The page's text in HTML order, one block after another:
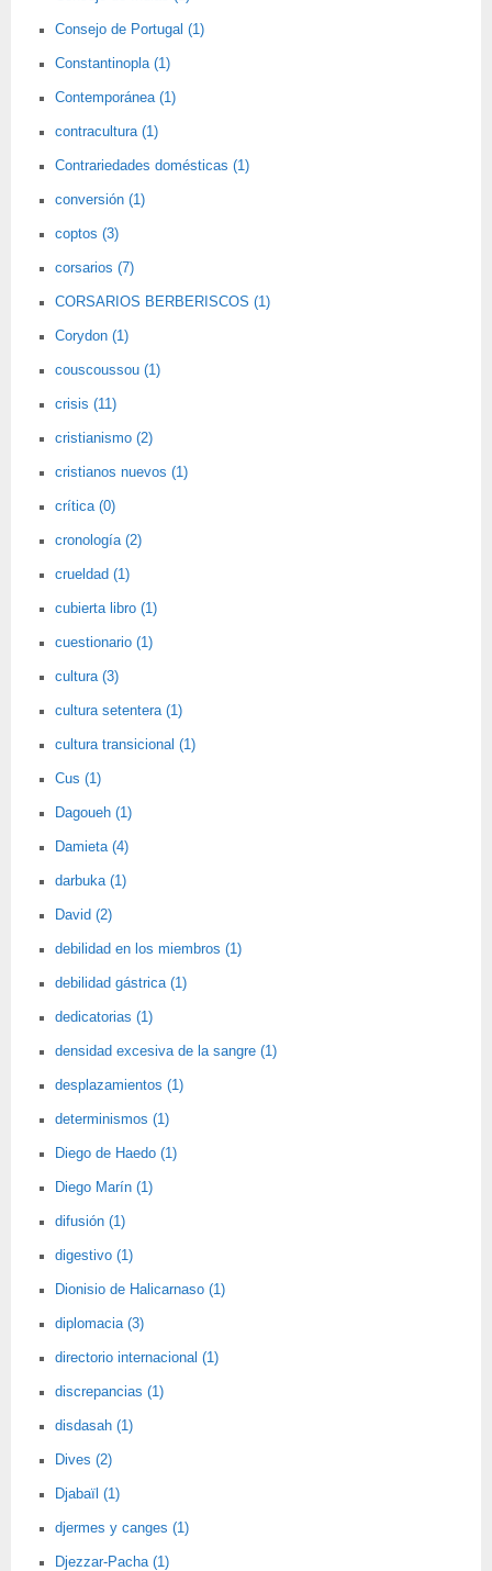
Consejo de Portugal (1)
Constantinopla (1)
Contemporánea (1)
contracultura (1)
Contrariedades domésticas (1)
conversión (1)
coptos (3)
corsarios (7)
CORSARIOS BERBERISCOS (1)
Corydon (1)
couscoussou (1)
crisis (11)
cristianismo (2)
cristianos nuevos (1)
crítica (0)
cronología (2)
crueldad (1)
cubierta libro (1)
cuestionario (1)
cultura (3)
cultura setentera (1)
cultura transicional (1)
Cus (1)
Dagoueh (1)
Damieta (4)
darbuka (1)
David (2)
debilidad en los miembros (1)
debilidad gástrica (1)
dedicatorias (1)
densidad excesiva de la sangre (1)
desplazamientos (1)
determinismos (1)
Diego de Haedo (1)
Diego Marín (1)
difusión (1)
digestivo (1)
Dionisio de Halicarnaso (1)
diplomacia (3)
directorio internacional (1)
discrepancias (1)
disdasah (1)
Dives (2)
Djabaïl (1)
djermes y canges (1)
Djezzar-Pacha (1)